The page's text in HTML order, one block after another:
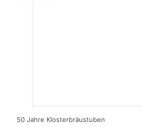
50 Jahre Klosterbräustuben